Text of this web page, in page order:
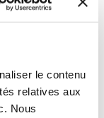
le contenu
relatives aux
Nous